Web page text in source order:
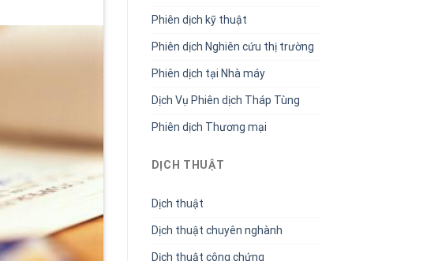
Phiên dịch kỹ thuật
Phiên dịch Nghiên cứu thị trường
Phiên dịch tại Nhà máy
Dịch Vụ Phiên dịch Tháp Tùng
Phiên dịch Thương mại
DỊCH THUẬT
Dịch thuật
Dịch thuật chuyên nghành
Dịch thuật công chứng